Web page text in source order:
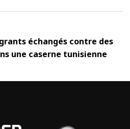
échangés contre des
une caserne tunisienne